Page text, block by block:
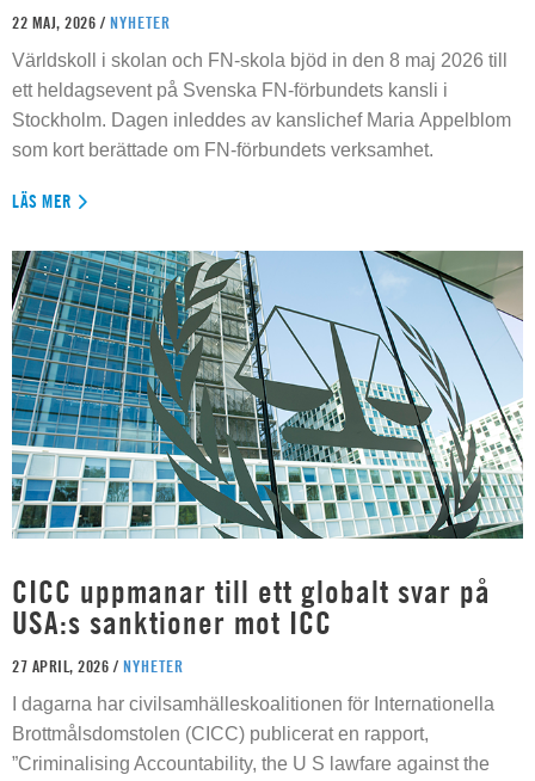
22 MAJ, 2026 / NYHETER
Världskoll i skolan och FN-skola bjöd in den 8 maj 2026 till
ett heldagsevent på Svenska FN-förbundets kansli i
Stockholm. Dagen inleddes av kanslichef Maria Appelblom
som kort berättade om FN-förbundets verksamhet.
LÄS MER
CICC uppmanar till ett globalt svar på
USA:s sanktioner mot ICC
27 APRIL, 2026 / NYHETER
I dagarna har civilsamhälleskoalitionen för Internationella
Brottmålsdomstolen (CICC) publicerat en rapport,
”Criminalising Accountability, the U S lawfare against the